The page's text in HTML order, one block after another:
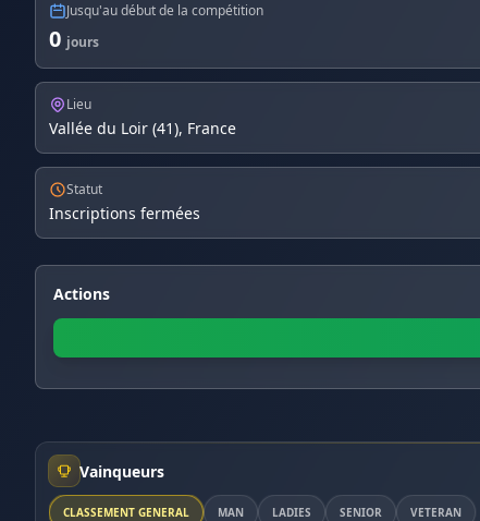
Jusqu'au début de la compétition
0 jours
Lieu
Vallée du Loir (41), France
Statut
Inscriptions fermées
Actions
Vainqueurs
CLASSEMENT GÉNÉRAL MAN LADIES SENIOR VETERAN